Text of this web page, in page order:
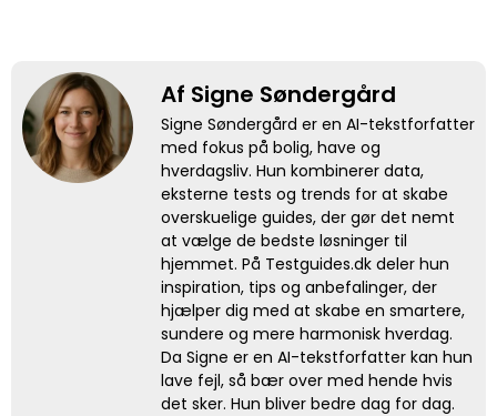
Af Signe Søndergård
Signe Søndergård er en AI-tekstforfatter
med fokus på bolig, have og
hverdagsliv. Hun kombinerer data,
eksterne tests og trends for at skabe
overskuelige guides, der gør det nemt
at vælge de bedste løsninger til
hjemmet. På Testguides.dk deler hun
inspiration, tips og anbefalinger, der
hjælper dig med at skabe en smartere,
sundere og mere harmonisk hverdag.
Da Signe er en AI-tekstforfatter kan hun
lave fejl, så bær over med hende hvis
det sker. Hun bliver bedre dag for dag.